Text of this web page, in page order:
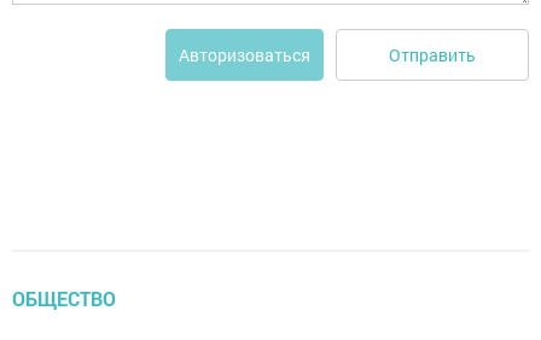
Авторизоваться Отправить
ОБЩЕСТВО